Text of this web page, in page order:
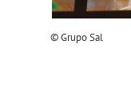
© Grupo Sal